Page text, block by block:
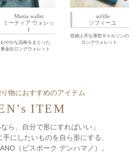
Mietia wallet
ミーティア ウォレッ
ト
やかな品格をまとった、
黄金比ロングウォレット
sofille
ソフィーユ
収納上手な薄型ギャルソンの
ロングウォレット
物におすすめのアイテム
ITEM
なら、自分で形にすればいい」
にしたいものを自ら形にする、
（ビスポーク デンハマノ）。